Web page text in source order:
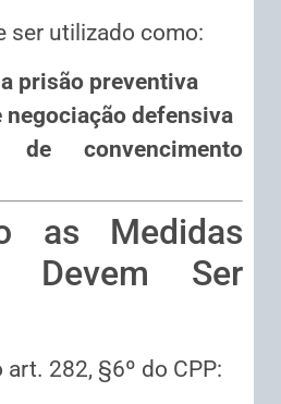
ser utilizado como:
prisão preventiva
negociação defensiva
de convencimento
as Medidas
Devem Ser
282, §6º do CPP: